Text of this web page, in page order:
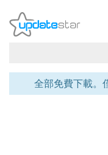
全部免費下載。